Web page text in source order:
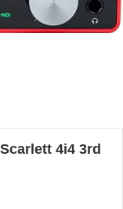
4i4 3rd